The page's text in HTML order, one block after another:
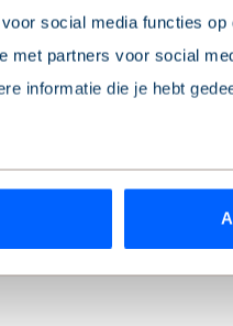
social media functies
met partners voor social
informatie die je hebt
of je toestemming
die uw gegevens